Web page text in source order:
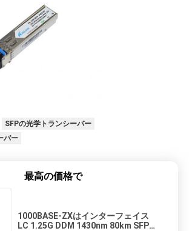
SFPの光学トランシーバー
バー
最高の価格で
1000BASE-ZXはインターフェイス
LC 1.25G DDM 1430nm 80km SFP